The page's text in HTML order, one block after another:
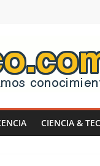
CIENCIA &